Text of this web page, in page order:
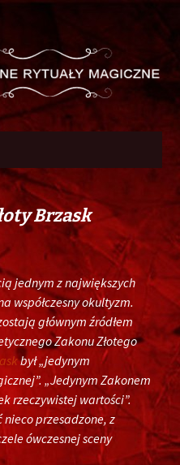
Brzask
jednym z największych
współczesny okultyzm.
głównym źródłem
Zakonu Złotego
był „jedynym
„Jedynym Zakonem
rzeczywistej wartości”.
przesadzone, z
ówczesnej sceny